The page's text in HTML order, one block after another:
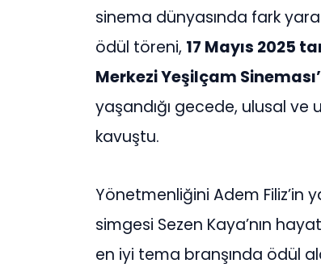
sinema dünyasında fark
ödül töreni, 17 Mayıs 2025
Merkezi Yeşilçam
yaşandığı gecede, ulusal
kavuştu.
Yönetmenliğini Adem Filiz’in
simgesi Sezen Kaya’nın
en iyi tema branşında ödül